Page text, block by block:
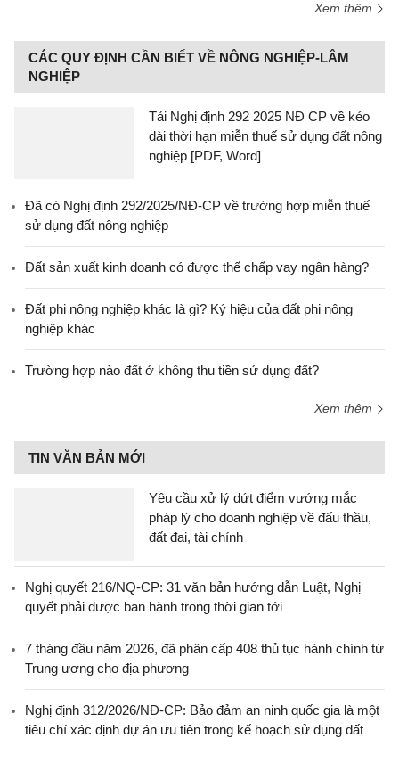
Xem thêm
CÁC QUY ĐỊNH CẦN BIẾT VỀ NÔNG NGHIỆP-LÂM
NGHIỆP
Tải Nghị định 292 2025 NĐ CP về kéo
dài thời hạn miễn thuế sử dụng đất nông
nghiệp [PDF, Word]
Đã có Nghị định 292/2025/NĐ-CP về trường hợp miễn thuế
sử dụng đất nông nghiệp
Đất sản xuất kinh doanh có được thế chấp vay ngân hàng?
Đất phi nông nghiệp khác là gì? Ký hiệu của đất phi nông
nghiệp khác
Trường hợp nào đất ở không thu tiền sử dụng đất?
Xem thêm
TIN VĂN BẢN MỚI
Yêu cầu xử lý dứt điểm vướng mắc
pháp lý cho doanh nghiệp về đấu thầu,
đất đai, tài chính
Nghị quyết 216/NQ-CP: 31 văn bản hướng dẫn Luật, Nghị
quyết phải được ban hành trong thời gian tới
7 tháng đầu năm 2026, đã phân cấp 408 thủ tục hành chính từ
Trung ương cho địa phương
Nghị định 312/2026/NĐ-CP: Bảo đảm an ninh quốc gia là một
tiêu chí xác định dự án ưu tiên trong kế hoạch sử dụng đất